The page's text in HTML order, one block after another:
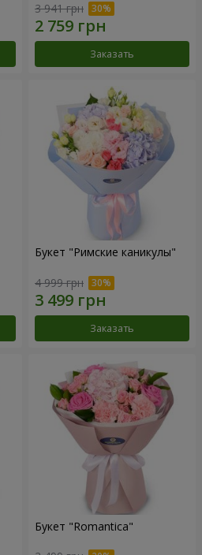
3 941 грн
Заказать
Букет "Римские каникулы"
4 999 грн
Заказать
Букет "Romantica"